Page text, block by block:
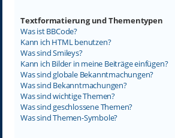
Textformatierung und Thementypen
Was ist BBCode?
Kann ich HTML benutzen?
Was sind Smileys?
Kann ich Bilder in meine Beiträge einfügen?
Was sind globale Bekanntmachungen?
Was sind Bekanntmachungen?
Was sind wichtige Themen?
Was sind geschlossene Themen?
Was sind Themen-Symbole?